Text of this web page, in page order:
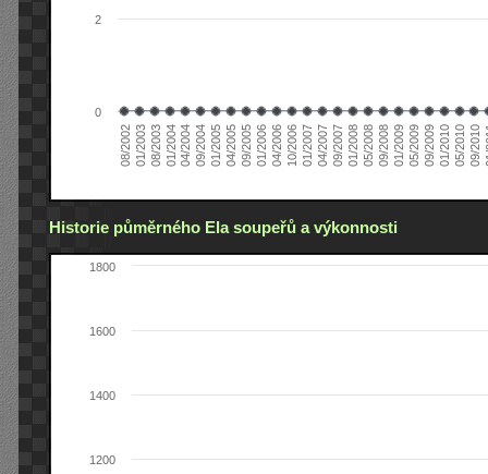
08/200201/200308/200301/200404/200409/200401/200504/200509/200501/200604/200610/200601/200704/200709/200701/200805/200809/200801/200905/200909/200901/201005/201009/2010
0
2
Historie půměrného Ela soupeřů a výkonnosti
1200
1400
1600
1800